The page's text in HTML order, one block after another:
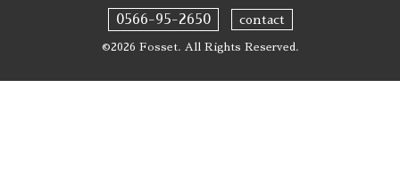
0566-95-2650 contact
©2026 Fosset. All Rights Reserved.